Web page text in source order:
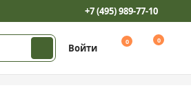
+7 (495) 989-77-10
Войти
0 0